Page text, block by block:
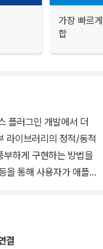
가장 빠르
합
플러그인 개발에서 더
라이브러리의 정적/동적
부하게 구현하는 방법을
을 통해 사용자가 애플
얻게 될 것이다.
결